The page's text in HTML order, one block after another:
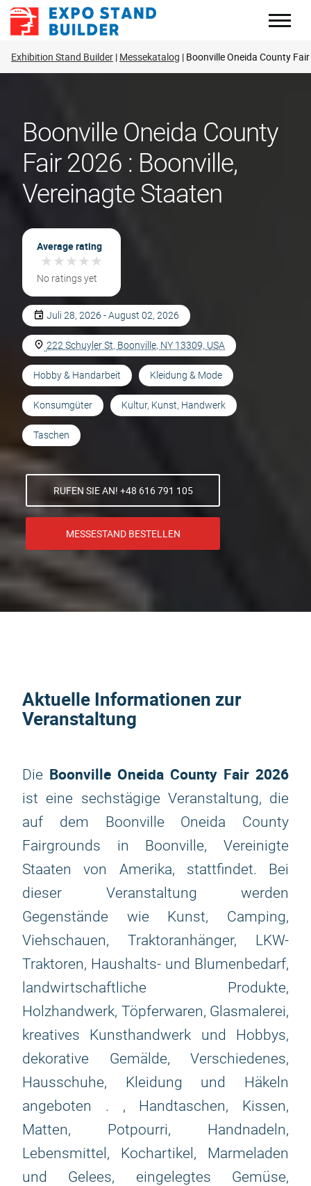
Zum
Inhalt
Exhibition Stand Builder Messekatalog Boonville Oneida County Fair
Boonville Oneida County
Fair 2026 : Boonville,
Vereinagte Staaten
Average rating
★★★★★
★★★★★
No ratings yet
Juli 28, 2026 - August 02, 2026
222 Schuyler St, Boonville, NY 13309, USA
Hobby & Handarbeit Kleidung & Mode
Konsumgüter Kultur, Kunst, Handwerk
Taschen
RUFEN SIE AN! +48 616 791 105
MESSESTAND BESTELLEN
Aktuelle Informationen zur
Veranstaltung
Die Boonville Oneida County Fair 2026
ist eine sechstägige Veranstaltung, die
auf dem Boonville Oneida County
Fairgrounds in Boonville, Vereinigte
Staaten von Amerika, stattfindet. Bei
dieser Veranstaltung werden
Gegenstände wie Kunst, Camping,
Viehschauen, Traktoranhänger, LKW-
Traktoren, Haushalts- und Blumenbedarf,
landwirtschaftliche Produkte,
Holzhandwerk, Töpferwaren, Glasmalerei,
kreatives Kunsthandwerk und Hobbys,
dekorative Gemälde, Verschiedenes,
Hausschuhe, Kleidung und Häkeln
angeboten . , Handtaschen, Kissen,
Matten, Potpourri, Handnadeln,
Lebensmittel, Kochartikel, Marmeladen
und Gelees, eingelegtes Gemüse,